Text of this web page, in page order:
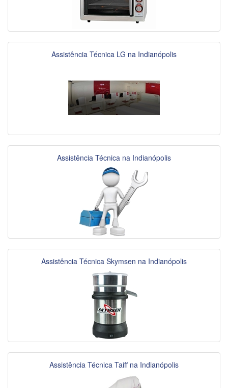
Assistência Técnica LG na Indianópolis
Assistência Técnica na Indianópolis
Assistência Técnica Skymsen na Indianópolis
Assistência Técnica Taiff na Indianópolis